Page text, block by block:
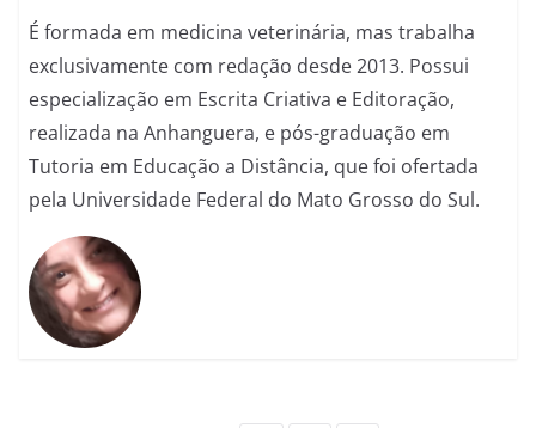
É formada em medicina veterinária, mas trabalha
exclusivamente com redação desde 2013. Possui
especialização em Escrita Criativa e Editoração,
realizada na Anhanguera, e pós-graduação em
Tutoria em Educação a Distância, que foi ofertada
pela Universidade Federal do Mato Grosso do Sul.